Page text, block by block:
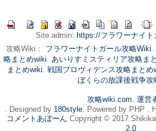
Site admin: https://フラワーナイ
攻略Wiki： フラワーナイトガール攻略Wiki.
略まとめwiki. あいりすミスティリア攻略ま
まとめwiki. 戦国プロヴィデンス攻略まとめ
ぼくらの放課後戦争攻
攻略wiki.com. 運営
. Designed by 180style. Powered by PHP .
コメントあぼーん Copyright © 2017
2.0